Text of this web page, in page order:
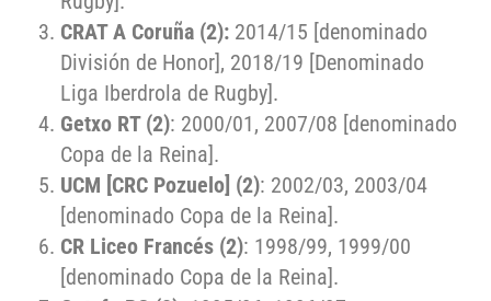
CRAT A Coruña (2): 2014/15 [denominado
División de Honor], 2018/19 [Denominado
Liga Iberdrola de Rugby].
Getxo RT (2): 2000/01, 2007/08 [denominado
Copa de la Reina].
UCM [CRC Pozuelo] (2): 2002/03, 2003/04
[denominado Copa de la Reina].
CR Liceo Francés (2): 1998/99, 1999/00
[denominado Copa de la Reina].